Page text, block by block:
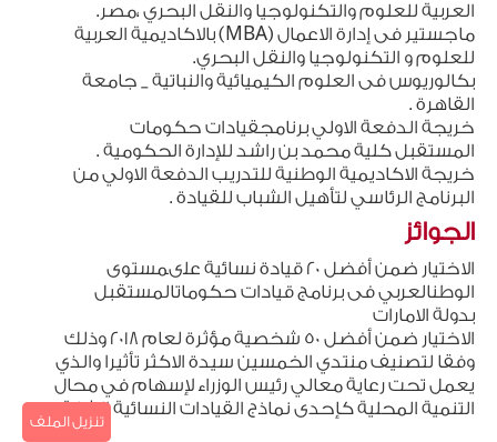
العربية للعلوم والتكنولوجيا والنقل البحري ،مصر.
ماجستير فى إدارة الاعمال (MBA) بالاكاديمية العربية
للعلوم و التكنولوجيا والنقل البحري.
بكالوريوس فى العلوم الكيميائية والنباتية _ جامعة
القاهرة .
خريجة الدفعة الاولي برنامجقيادات حكومات
المستقبل كلية محمد بن راشد للإدارة الحكومية .
خريجة الاكاديمية الوطنية للتدريب الدفعة الاولي من
البرنامج الرئاسي لتأهيل الشباب للقيادة .
الجوائز
الاختيار ضمن أفضل 20 قيادة نسائية علىمستوى
الوطنالعربي فى برنامج قيادات حكوماتالمستقبل
بدولة الامارات
الاختيار ضمن أفضل 50 شخصية مؤثرة لعام 2018 وذلك
وفقا لتصنيف منتدي الخمسين سيدة الاكثر تأثيرا والذي
يعمل تحت رعاية معالي رئيس الوزراء لإسهام في محال
التنمية المحلية كإحدى نماذج القيادات النسائية الشابة.
تنزيل الملف